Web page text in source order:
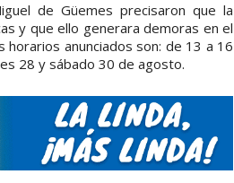
de Güemes precisaron que la
y que ello generara demoras en el
anunciados son: de 13 a 16
28 y sábado 30 de agosto.